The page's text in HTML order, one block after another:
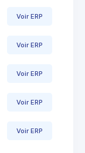
Voir ERP
Voir ERP
Voir ERP
Voir ERP
Voir ERP